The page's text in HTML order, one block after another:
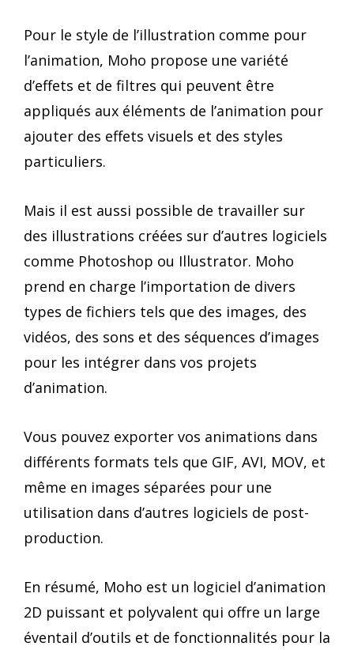
Pour le style de l’illustration comme pour
l’animation, Moho propose une variété
d’effets et de filtres qui peuvent être
appliqués aux éléments de l’animation pour
ajouter des effets visuels et des styles
particuliers.
Mais il est aussi possible de travailler sur
des illustrations créées sur d’autres logiciels
comme Photoshop ou Illustrator. Moho
prend en charge l’importation de divers
types de fichiers tels que des images, des
vidéos, des sons et des séquences d’images
pour les intégrer dans vos projets
d’animation.
Vous pouvez exporter vos animations dans
différents formats tels que GIF, AVI, MOV, et
même en images séparées pour une
utilisation dans d’autres logiciels de post-
production.
En résumé, Moho est un logiciel d’animation
2D puissant et polyvalent qui offre un large
éventail d’outils et de fonctionnalités pour la